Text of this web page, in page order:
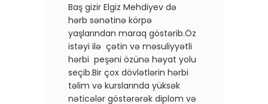
Baş gizir Elgiz Mehdiyev də
hərb sənətinə körpə
yaşlarından maraq göstərib.Öz
istəyi ilə çətin və məsuliyyətli
hərbi peşəni özünə həyat yolu
seçib.Bir çox dövlətlərin hərbi
təlim və kurslarında yüksək
nəticələr göstərərək diplom və